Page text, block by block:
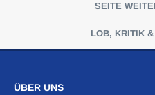
SEITE
LOB, KRITIK
ÜBER UNS